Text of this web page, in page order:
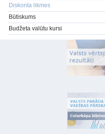
Diskonta likmes
Būtiskums
Budžeta valūtu kursi